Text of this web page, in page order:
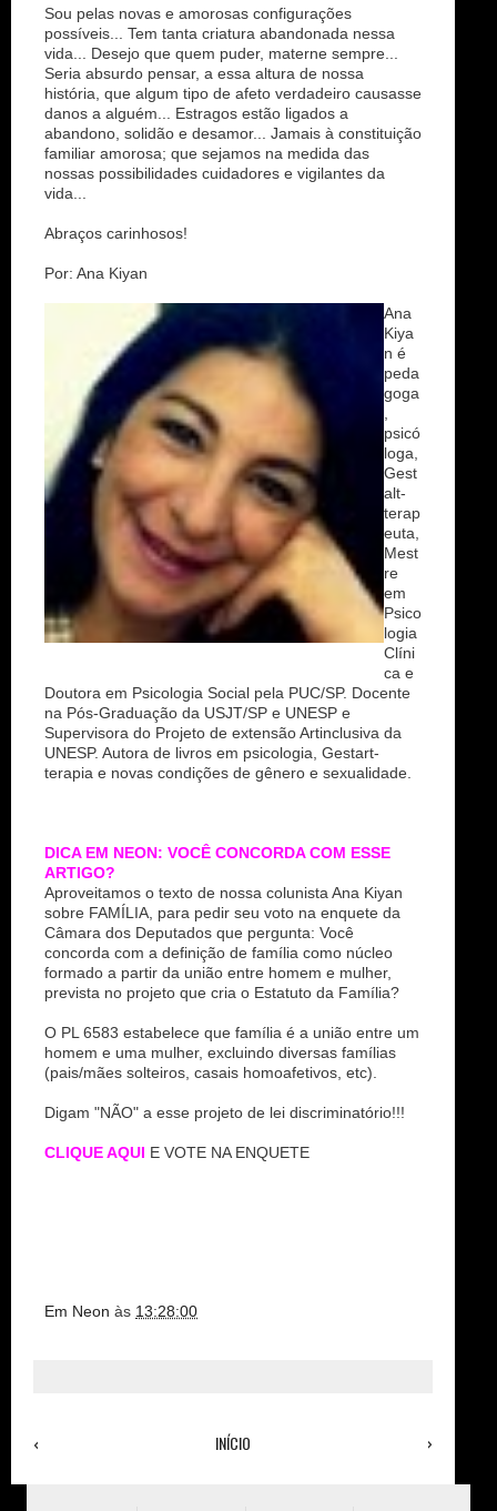
Sou pelas novas e amorosas configurações
possíveis... Tem tanta criatura abandonada nessa
vida... Desejo que quem puder, materne sempre...
Seria absurdo pensar, a essa altura de nossa
história, que algum tipo de afeto verdadeiro causasse
danos a alguém... Estragos estão ligados a
abandono, solidão e desamor... Jamais à constituição
familiar amorosa; que sejamos na medida das
nossas possibilidades cuidadores e vigilantes da
vida...
Abraços carinhosos!
Por: Ana Kiyan
Ana
Kiya
n é
peda
goga
psicó
loga,
Gest
alt-
terap
euta,
Mest
re
em
Psico
logia
Clíni
ca e
Doutora em Psicologia Social pela PUC/SP. Docente
na Pós-Graduação da USJT/SP e UNESP e
Supervisora do Projeto de extensão Artinclusiva da
UNESP. Autora de livros em psicologia, Gestart-
terapia e novas condições de gênero e sexualidade.
DICA EM NEON: VOCÊ CONCORDA COM ESSE
ARTIGO?
Aproveitamos o texto de nossa colunista Ana Kiyan
sobre FAMÍLIA, para pedir seu voto na enquete da
Câmara dos Deputados que pergunta: Você
concorda com a definição de família como núcleo
formado a partir da união entre homem e mulher,
prevista no projeto que cria o Estatuto da Família?
O PL 6583 estabelece que família é a união entre um
homem e uma mulher, excluindo diversas famílias
(pais/mães solteiros, casais homoafetivos, etc).
Digam "NÃO" a esse projeto de lei discriminatório!!!
CLIQUE AQUI E VOTE NA ENQUETE
Em Neon às 13:28:00
‹ ›
INÍCIO